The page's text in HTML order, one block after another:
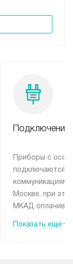
Подключение
Приборы с
подключаются к
коммуникациям
Москве, при
МКАД
партнера
Показать ещё